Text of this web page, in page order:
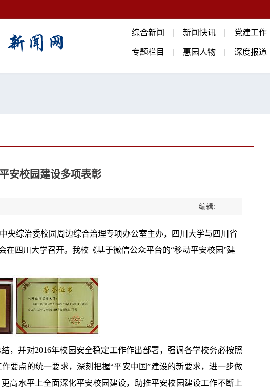
综合新闻 新闻快讯 党建工作
专题栏目 惠园人物 深度报道
安校园建设多项表彰
编辑:
央综治委校园周边综合治理专项办公室主办，四川大学与四川省
在四川大学召开。我校《基于微信公众平台的“移动平安校园”建
，并对2016年校园安全稳定工作作出部署，强调各学校务必按照
作要点的统一要求，深刻把握“平安中国”建设的新要求，进一步做
高水平上全面深化平安校园建设，助推平安校园建设工作不断上